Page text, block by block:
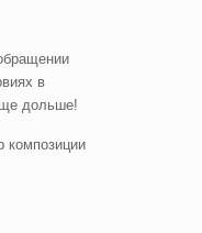
в
дольше!
композиции